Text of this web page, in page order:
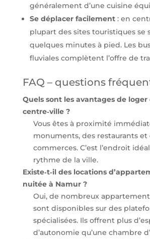
généralement d’une cuisine
Se déplacer facilement: en
plupart des sites touristiques se
quelques minutes à pied. Les
fluviales complètent l’offre de
FAQ – questions
Quels sont les avantages de loger
centre‑ville ?
Vous êtes à proximité
monuments, des restaurants et
commerces. C’est l’endroit
rythme de la ville.
Existe‑t‑il des locations
nuitée à Namur ?
Oui, de nombreux
sont disponibles sur des
spécialisées. Ils offrent plus
d’autonomie qu’une chambre